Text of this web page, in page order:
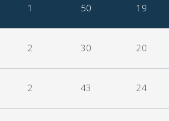
1 50 19
2 30 20
2 43 24